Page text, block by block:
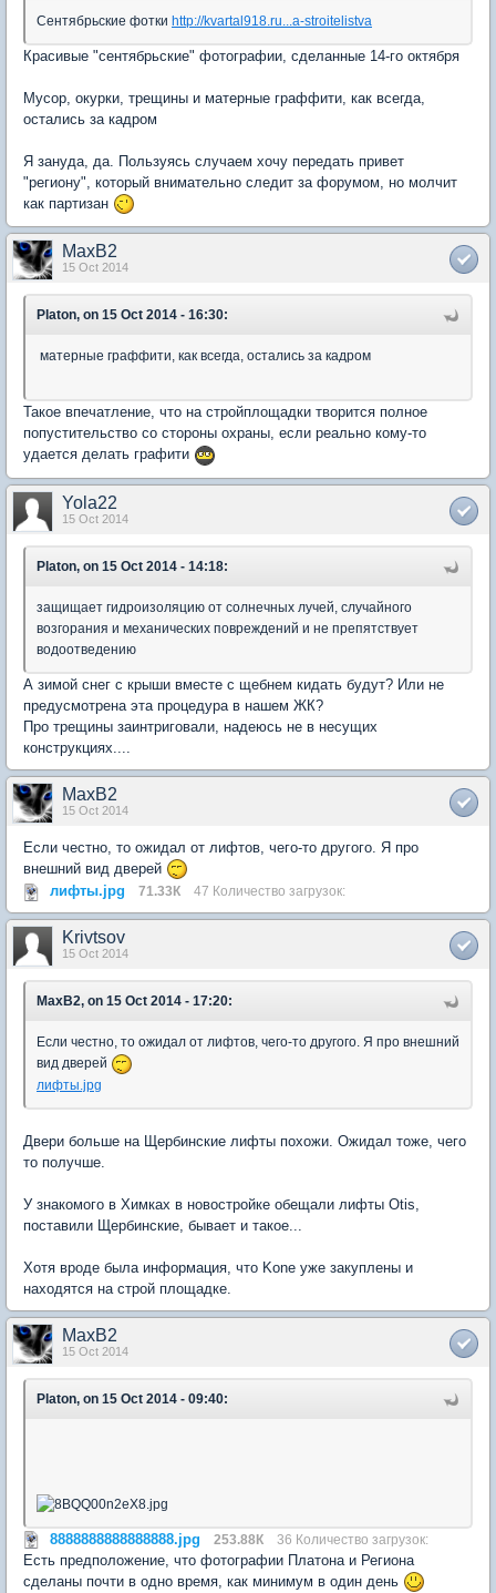
Сентябрьские фотки http://kvartal918.ru...a-stroitelistva
Красивые "сентябрьские" фотографии, сделанные 14-го октября
Мусор, окурки, трещины и матерные граффити, как всегда,
остались за кадром
Я зануда, да. Пользуясь случаем хочу передать привет
"региону", который внимательно следит за форумом, но молчит
как партизан
MaxB2
15 Oct 2014
Platon, on 15 Oct 2014 - 16:30:
матерные граффити, как всегда, остались за кадром
Такое впечатление, что на стройплощадки творится полное
попустительство со стороны охраны, если реально кому-то
удается делать графити
Yola22
15 Oct 2014
Platon, on 15 Oct 2014 - 14:18:
защищает гидроизоляцию от солнечных лучей, случайного
возгорания и механических повреждений и не препятствует
водоотведению
А зимой снег с крыши вместе с щебнем кидать будут? Или не
предусмотрена эта процедура в нашем ЖК?
Про трещины заинтриговали, надеюсь не в несущих
конструкциях....
MaxB2
15 Oct 2014
Если честно, то ожидал от лифтов, чего-то другого. Я про
внешний вид дверей
лифты.jpg
71.33К 47 Количество загрузок:
Krivtsov
15 Oct 2014
MaxB2, on 15 Oct 2014 - 17:20:
Если честно, то ожидал от лифтов, чего-то другого. Я про внешний
вид дверей
лифты.jpg
Двери больше на Щербинские лифты похожи. Ожидал тоже, чего
то получше.
У знакомого в Химках в новостройке обещали лифты Otis,
поставили Щербинские, бывает и такое...
Хотя вроде была информация, что Kone уже закуплены и
находятся на строй площадке.
MaxB2
15 Oct 2014
Platon, on 15 Oct 2014 - 09:40:
8888888888888888.jpg 253.88К 36 Количество загрузок:
Есть предположение, что фотографии Платона и Региона
сделаны почти в одно время, как минимум в один день